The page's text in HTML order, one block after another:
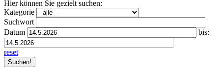
Hier können Sie gezielt suchen:
Kategorie
Suchwort
Datum
bis:
reset